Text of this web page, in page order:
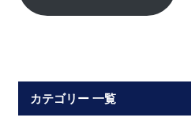
カテゴリー 一覧